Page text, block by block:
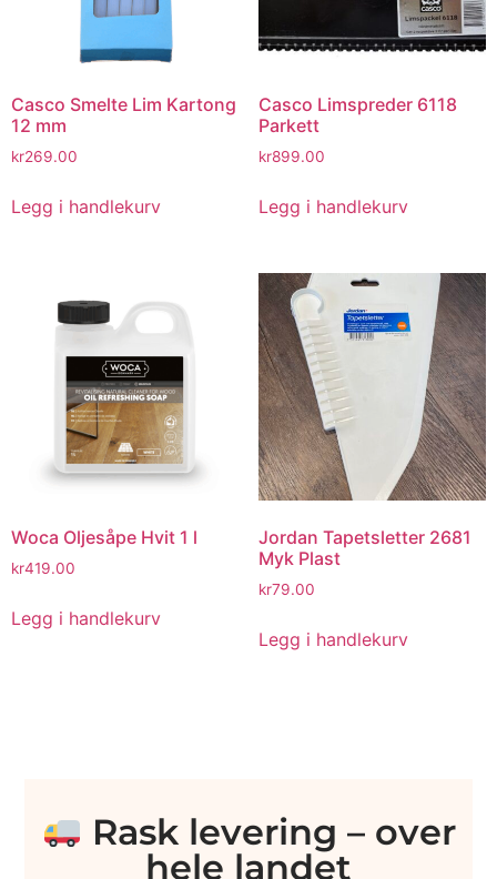
Casco Smelte Lim Kartong
12 mm
kr269.00
Legg i handlekurv
Casco Limspreder 6118
Parkett
kr899.00
Legg i handlekurv
Woca Oljesåpe Hvit 1 l
kr419.00
Legg i handlekurv
Jordan Tapetsletter 2681
Myk Plast
kr79.00
Legg i handlekurv
Rask levering – over
hele landet